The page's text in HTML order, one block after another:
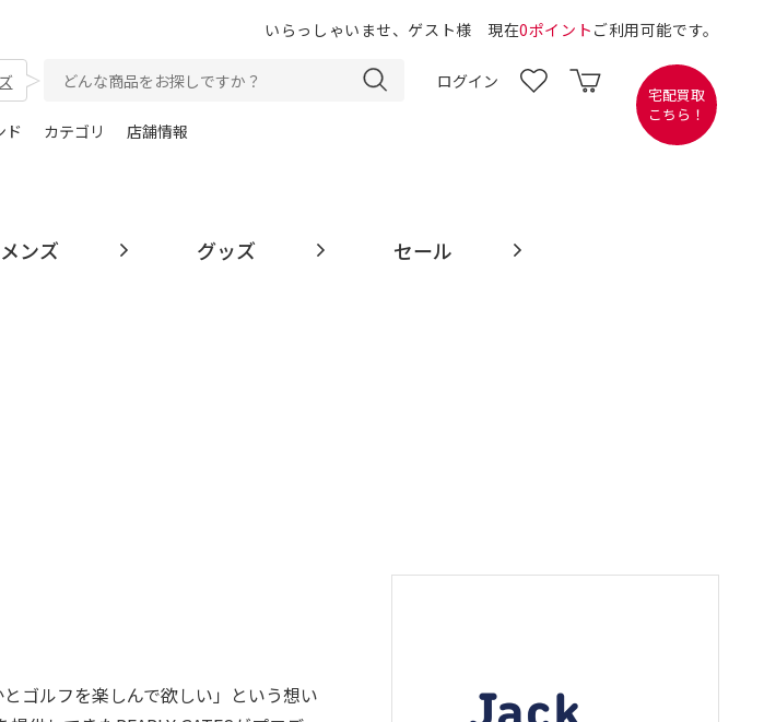
いらっしゃいませ、ゲスト様 現在0ポイント ご利用可能です。
ログイン
ド カテゴリ 店舗情報
宅配買取
こちら！
メンズ グッズ セール
ゴルフを楽しんで欲しい」という想い